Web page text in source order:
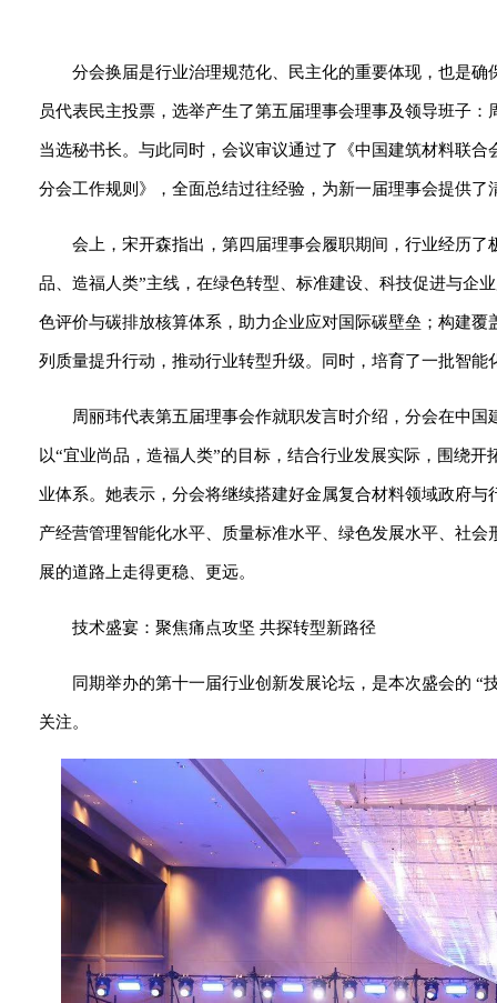
分会换届是行业治理规范化、民主化的重要体现，也是
员代表民主投票，选举产生了第五届理事会理事及领导班子
当选秘书长。与此同时，会议审议通过了《中国建筑材料联
分会工作规则》，全面总结过往经验，为新一届理事会提供了
会上，宋开森指出，第四届理事会履职期间，行业经历
品、造福人类”主线，在绿色转型、标准建设、科技促进与企
色评价与碳排放核算体系，助力企业应对国际碳壁垒；构建
列质量提升行动，推动行业转型升级。同时，培育了一批智
周丽玮代表第五届理事会作就职发言时介绍，分会在中
以“宜业尚品，造福人类”的目标，结合行业发展实际，围绕
业体系。她表示，分会将继续搭建好金属复合材料领域政府
产经营管理智能化水平、质量标准水平、绿色发展水平、社
展的道路上走得更稳、更远。
技术盛宴：聚焦痛点攻坚 共探转型新路径
同期举办的第十一届行业创新发展论坛，是本次盛会的
关注。